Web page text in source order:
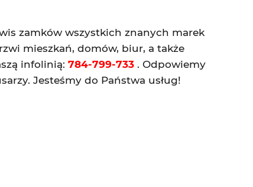
zamków wszystkich znanych marek
mieszkań, domów, biur, a także
infolinią:784-799-733 . Odpowiemy
Jesteśmy do Państwa usług!